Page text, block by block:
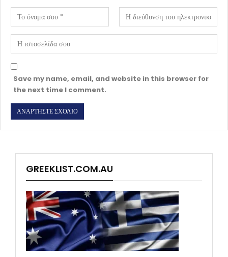
Save my name, email, and website in this browser for
the next time I comment.
GREEKLIST.COM.AU